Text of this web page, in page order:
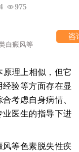
975
理上相似，但它
验等方面存在显
考虑自身病情、
医生的指导下进
等色素脱失性疾